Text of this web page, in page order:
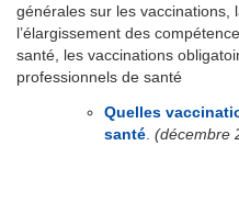
générales sur les vaccinations,
l’élargissement des
santé, les vaccinations
professionnels de santé
Quelles
santé (décembre